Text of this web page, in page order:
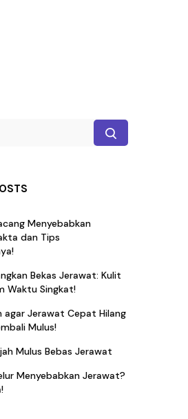
Menyebabkan
dan Tips
Bekas Jerawat: Kulit
Waktu Singkat!
agar Jerawat Cepat Hilang
Mulus!
Mulus Bebas Jerawat
Menyebabkan Jerawat?